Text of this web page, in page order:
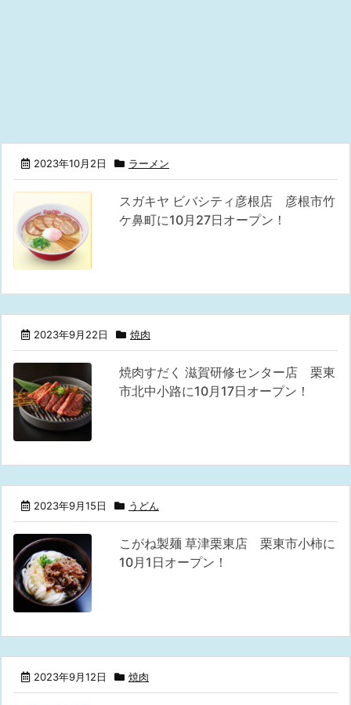
2023年10月2日 ラーメン
スガキヤ ビバシティ彦根店 彦根市竹
ケ鼻町に10月27日オープン！
2023年9月22日 焼肉
焼肉すだく 滋賀研修センター店 栗東
市北中小路に10月17日オープン！
2023年9月15日 うどん
こがね製麺 草津栗東店 栗東市小柿に
10月1日オープン！
2023年9月12日 焼肉